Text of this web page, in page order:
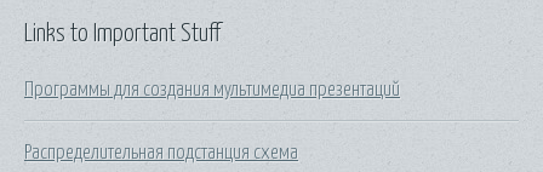
Links to Important Stuff
Программы для создания мультимедиа презентаций
Распределительная подстанция схема